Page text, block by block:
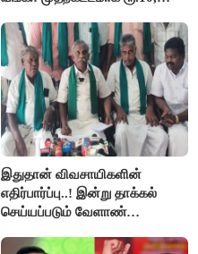
இதுதான் விவசாயிகளின்
எதிர்பார்ப்பு..! இன்று தாக்கல்
செய்யப்படும் வேளாண்
கோரிக்கை!